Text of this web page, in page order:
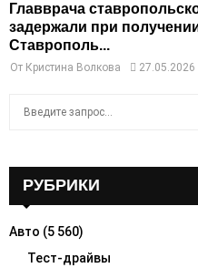
Главврача
задержали при
Ставрополь...
От Кристина Волкова 27.05.2026
o
РУБРИКИ
Авто (5 560)
Тест-драйвы